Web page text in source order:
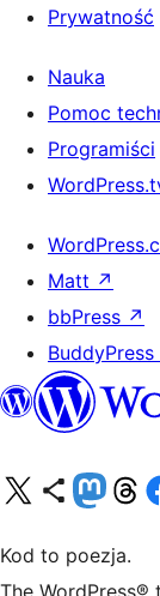
Prywatność
Nauka
Pomoc
Programiści
Matt ↗
bbPress ↗
BuddyPress
Odwiedź nasze konto X (dawniej Twitter)
Odwiedź nasze konto Bluesky
Odwiedź nasze
Odwiedź
Kod to poezja.
The